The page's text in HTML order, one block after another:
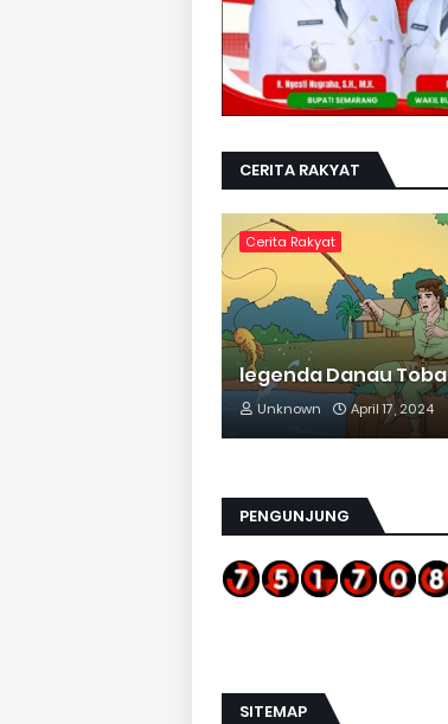
CERITA RAKYAT
Cerita Rakyat
legenda Danau Toba
Unknown April 17, 2024
PENGUNJUNG
SITEMAP